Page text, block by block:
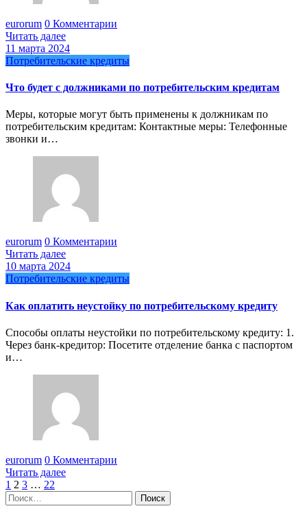
eurorum 0 Комментарии
Читать далее
11 марта 2024
Потребительские кредиты
Что будет с должниками по потребительским кредитам
Меры, которые могут быть применены к должникам по
потребительским кредитам: Контактные меры: Телефонные
звонки и…
eurorum 0 Комментарии
Читать далее
10 марта 2024
Потребительские кредиты
Как оплатить неустойку по потребительскому кредиту
Способы оплаты неустойки по потребительскому кредиту: 1.
Через банк-кредитор: Посетите отделение банка с паспортом
и…
eurorum 0 Комментарии
Читать далее
Пагинация
записей
1 2 3 … 22
Найти: